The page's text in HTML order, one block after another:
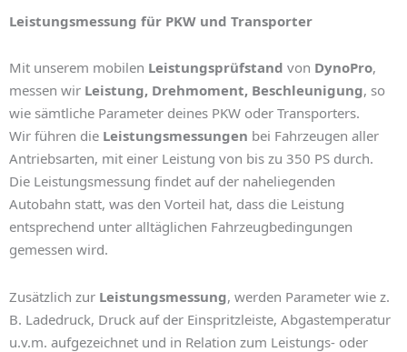
Leistungsmessung für PKW und Transporter
Mit unserem mobilen Leistungsprüfstand von DynoPro,
messen wir Leistung, Drehmoment, Beschleunigung, so
wie sämtliche Parameter deines PKW oder Transporters.
Wir führen die Leistungsmessungen bei Fahrzeugen aller
Antriebsarten, mit einer Leistung von bis zu 350 PS durch.
Die Leistungsmessung findet auf der naheliegenden
Autobahn statt, was den Vorteil hat, dass die Leistung
entsprechend unter alltäglichen Fahrzeugbedingungen
gemessen wird.
Zusätzlich zur Leistungsmessung, werden Parameter wie z.
B. Ladedruck, Druck auf der Einspritzleiste, Abgastemperatur
u.v.m. aufgezeichnet und in Relation zum Leistungs- oder